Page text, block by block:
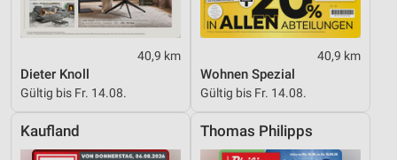
40,9 km
Dieter Knoll
Gültig bis Fr. 14.08.
40,9 km
Wohnen Spezial
Gültig bis Fr. 14.08.
Kaufland Thomas Philipps
Erstellung von Profilen zur Personalisierung
von Inhalten
Verwendung von Profilen zur Auswahl
personalisierter Inhalte
Messung der Performance von Inhalten